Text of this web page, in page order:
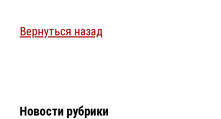
Вернуться назад
Новости рубрики